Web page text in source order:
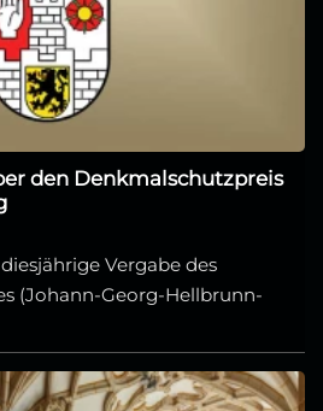
den Denkmalschutzpreis
Vergabe des
(Johann-Georg-Hellbrunn-